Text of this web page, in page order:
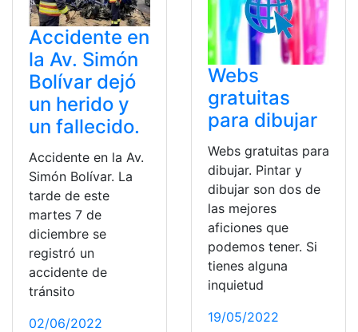
Accidente en
la Av. Simón
Bolívar dejó
un herido y
un fallecido.
Accidente en la Av.
Simón Bolívar. La
tarde de este
martes 7 de
diciembre se
registró un
accidente de
tránsito
02/06/2022
Webs
gratuitas
para dibujar
Webs gratuitas para
dibujar. Pintar y
dibujar son dos de
las mejores
aficiones que
podemos tener. Si
tienes alguna
inquietud
19/05/2022